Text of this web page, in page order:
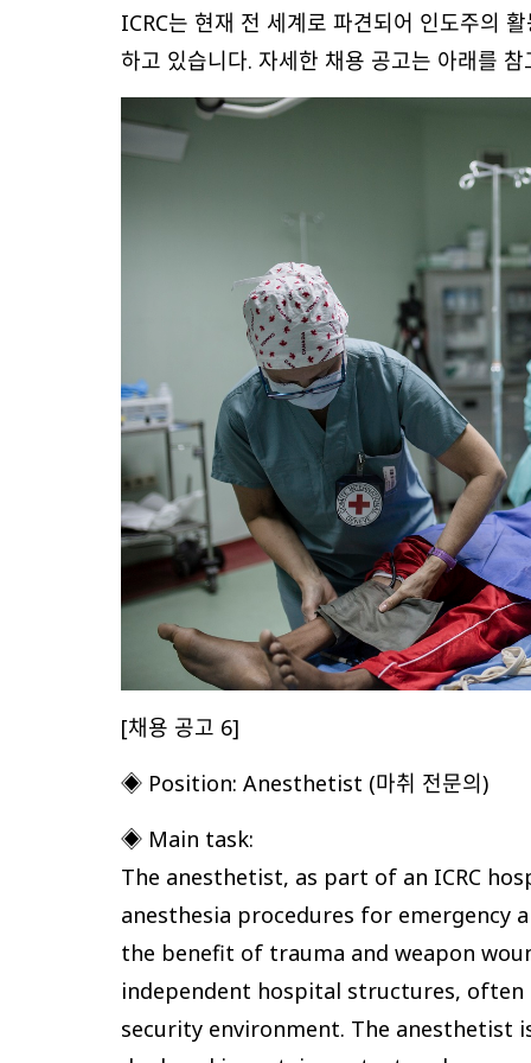
ICRC는 현재 전 세계로 파견되어 인도주의
하고 있습니다. 자세한 채용 공고는 아래를 참
[채용 공고 6]
◈ Position: Anesthetist (마취 전문의)
◈ Main task:
The anesthetist, as part of an ICRC
anesthesia procedures for
the benefit of trauma and weapon
independent hospital structures,
security environment. The anesthetist